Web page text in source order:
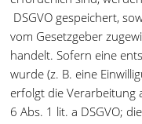
DSGVO gespeichert,
vom Gesetzgeber
handelt. Sofern eine
wurde (z. B. eine
erfolgt die Verarbeitung
6 Abs. 1 lit. a DSGVO;